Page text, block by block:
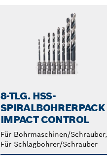
8-TLG. HSS-
SPIRALBOHRERPACK
IMPACT CONTROL
Für Bohrmaschinen/Schrauber,
Für Schlagbohrer/Schrauber